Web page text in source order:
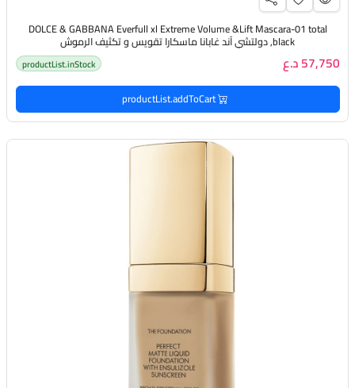
DOLCE & GABBANA Everfull xl Extreme Volume &Lift Mascara-01 total
black, دولتشي آند غابانا ماسكارا تقويس و تكثيف الرموش
57,750 د.ع productList.inStock
productList.addToCart